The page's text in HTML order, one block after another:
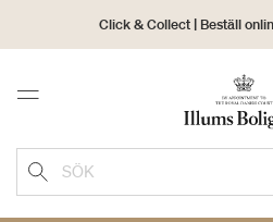
Click & Collect | Beställ
30 dagars
Menu
SÖK